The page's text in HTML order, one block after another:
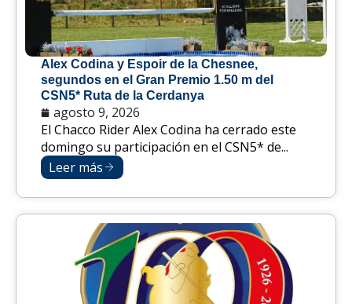
Alex Codina y Espoir de la Chesnee,
segundos en el Gran Premio 1.50 m del
CSN5* Ruta de la Cerdanya
agosto 9, 2026
El Chacco Rider Alex Codina ha cerrado este
domingo su participación en el CSN5* de...
Leer más